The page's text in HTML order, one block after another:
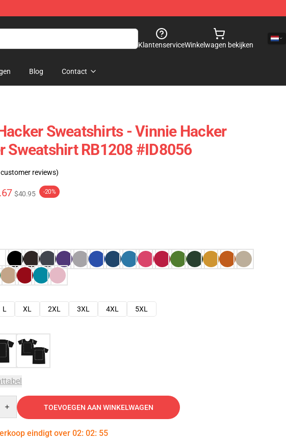
KlantenserviceWinkelwagen bekijken
Blog Contact
Sweatshirts - Vinnie Hacker
Sweatshirt RB1208 #ID8056
reviews)
$40.95 -20%
L XL 2XL 3XL 4XL
5XL
TOEVOEGEN AAN WINKELWAGEN
eindigt over 02: 02: 54